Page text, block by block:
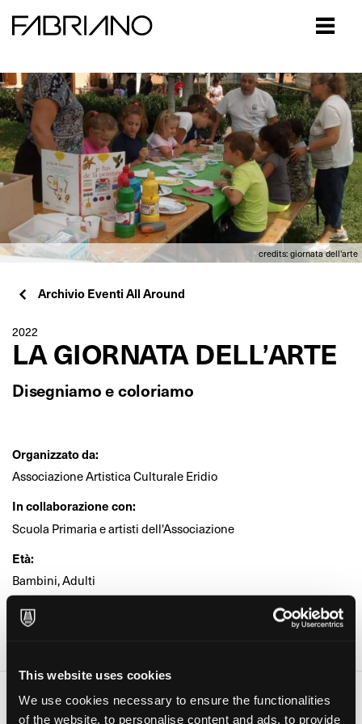
This website uses cookies
We use cookies necessary to ensure the functionalities
of the website, to personalise content and ads, to provide
credits: giornata dell'arte
Archivio Eventi All Around
2022
LA GIORNATA DELL’ARTE
Disegniamo e coloriamo
Organizzato da:
Associazione Artistica Culturale Eridio
In collaborazione con:
Scuola Primaria e artisti dell'Associazione
Età:
Bambini, Adulti
Dove:
casa e parco degli Alpini ( Ponte Caffaro) (Ponte Caffaro -
Date e orari